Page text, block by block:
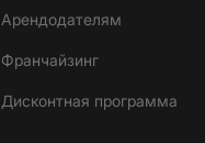
Арендодателям
Франчайзинг
Дисконтная программа